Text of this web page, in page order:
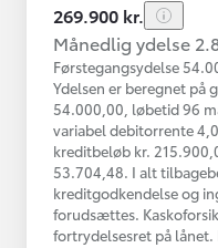
269.900 kr.
Månedlig ydelse
Førstegangsydelse
Ydelsen er beregnet på
54.000,00, løbetid 96
variabel debitorrente
kreditbeløb kr.
53.704,48. I alt
kreditgodkendelse og
forudsættes.
fortrydelsesret på